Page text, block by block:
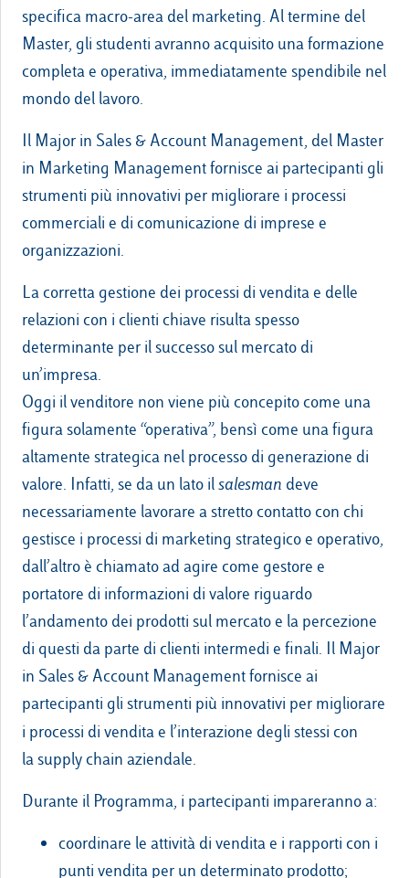
specifica macro-area del marketing. Al termine del
Master, gli studenti avranno acquisito una formazione
completa e operativa, immediatamente spendibile nel
mondo del lavoro.
Il Major in Sales & Account Management, del Master
in Marketing Management fornisce ai partecipanti gli
strumenti più innovativi per migliorare i processi
commerciali e di comunicazione di imprese e
organizzazioni.
La corretta gestione dei processi di vendita e delle
relazioni con i clienti chiave risulta spesso
determinante per il successo sul mercato di
un’impresa.
Oggi il venditore non viene più concepito come una
figura solamente “operativa”, bensì come una figura
altamente strategica nel processo di generazione di
valore. Infatti, se da un lato ilsalesman deve
necessariamente lavorare a stretto contatto con chi
gestisce i processi di marketing strategico e operativo,
dall’altro è chiamato ad agire come gestore e
portatore di informazioni di valore riguardo
l’andamento dei prodotti sul mercato e la percezione
di questi da parte di clienti intermedi e finali. Il Major
in Sales & Account Management fornisce ai
partecipanti gli strumenti più innovativi per migliorare
i processi di venditae l’interazione degli stessi con
la supply chain aziendale.
Durante il Programma, i partecipanti impareranno a:
coordinare le attività di vendita e i rapporti con i
punti vendita per un determinato prodotto;